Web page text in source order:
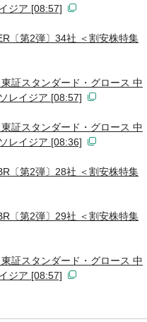
ジア [08:57]
〔第2弾〕34社 ＜割安株特集
証スタンダード・グロース 中
レイジア [08:57]
証スタンダード・グロース 中
レイジア [08:36]
〔第2弾〕28社 ＜割安株特集
〔第2弾〕29社 ＜割安株特集
証スタンダード・グロース 中
ジア [08:57]